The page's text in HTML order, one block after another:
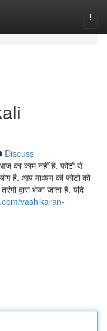
Discuss
का काम नहीं है. फोटो से
है. आप माध्यम की फोटो को
द्वारा भेजा जाता है. यदि
vashikaran-